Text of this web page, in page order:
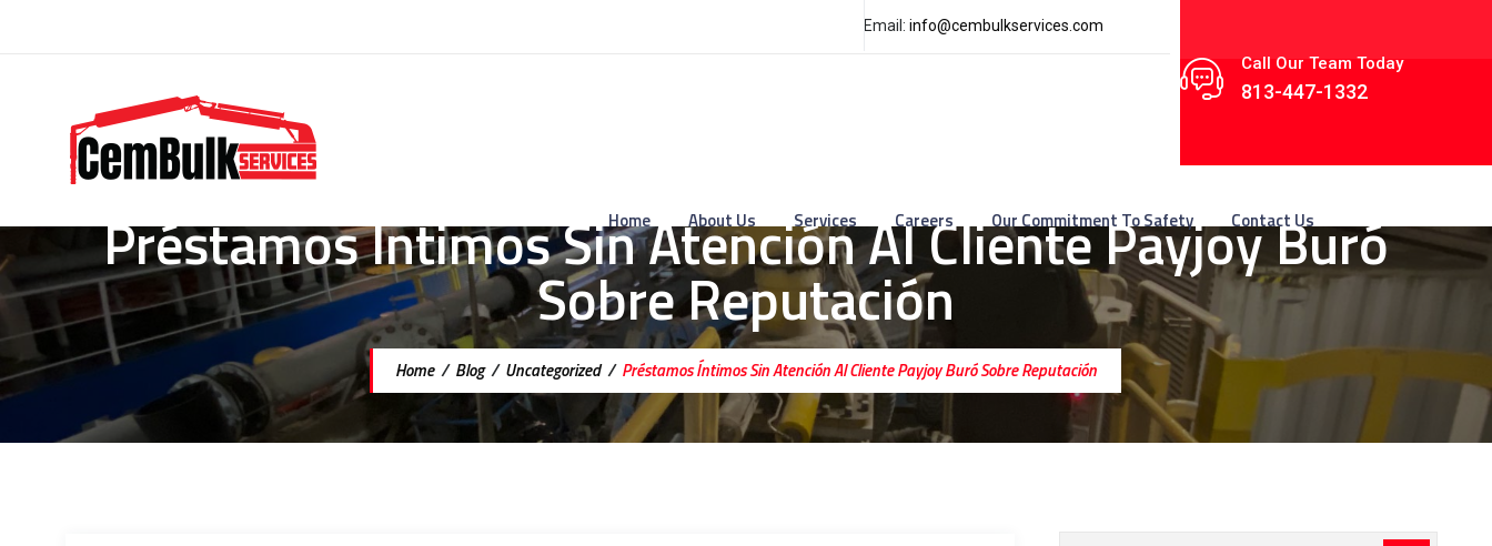
Email: info@cembulkservices.com
Call Our Team Today
813-447-1332
Home About Us Services Careers Our Commitment To Safety Contact Us
Préstamos Íntimos Sin Atención Al Cliente Payjoy Buró
Sobre Reputación
Home/ Blog/ Uncategorized/ Préstamos Íntimos Sin Atención Al Cliente Payjoy Buró Sobre Reputación